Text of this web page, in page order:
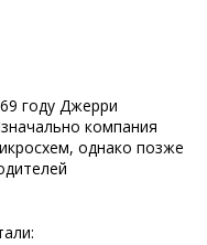
году Джерри
компания
однако позже